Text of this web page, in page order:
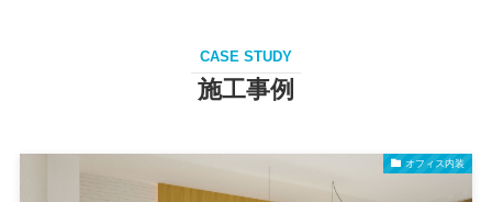
CASE STUDY
施工事例
オフィス内装